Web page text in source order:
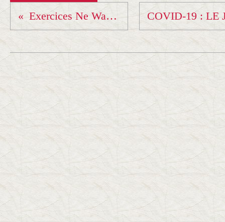
Exercices Ne Waza avec Tatsuto Shima